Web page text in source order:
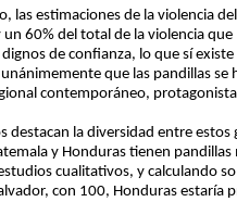
las estimaciones de la violencia
60% del total de la violencia
de confianza, lo que sí
que las pandillas
contemporáneo,
destacan la diversidad entre
y Honduras tienen pandillas
cualitativos, y calculando
con 100, Honduras estaría